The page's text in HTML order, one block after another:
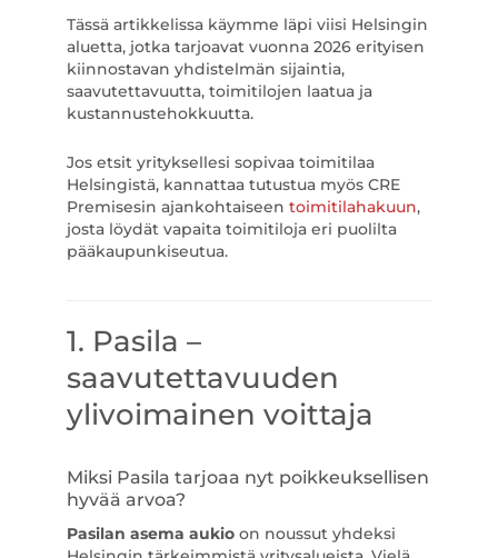
Tässä artikkelissa käymme läpi viisi Helsingin
aluetta, jotka tarjoavat vuonna 2026 erityisen
kiinnostavan yhdistelmän sijaintia,
saavutettavuutta, toimitilojen laatua ja
kustannustehokkuutta.
Jos etsit yrityksellesi sopivaa toimitilaa
Helsingistä, kannattaa tutustua myös CRE
Premisesin ajankohtaiseen toimitilahakuun,
josta löydät vapaita toimitiloja eri puolilta
pääkaupunkiseutua.
1. Pasila –
saavutettavuuden
ylivoimainen voittaja
Miksi Pasila tarjoaa nyt poikkeuksellisen
hyvää arvoa?
Pasilan asema aukioon noussut yhdeksi